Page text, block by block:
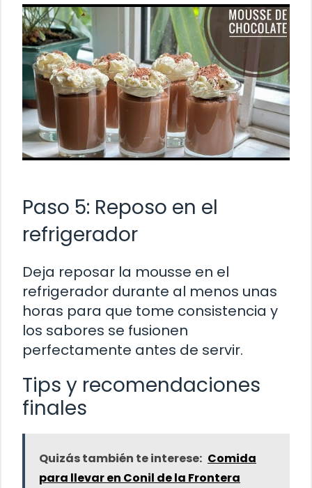
Paso 5: Reposo en el
refrigerador
Deja reposar la mousse en el
refrigerador durante al menos unas
horas para que tome consistencia y
los sabores se fusionen
perfectamente antes de servir.
Tips y recomendaciones
finales
Quizás también te interese: Comida
para llevar en Conil de la Frontera